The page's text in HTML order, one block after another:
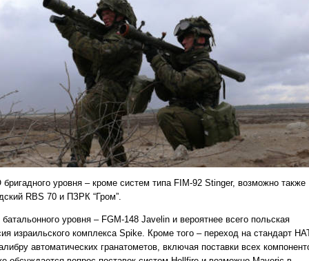
уровня – кроме систем типа FIM-92 Stinger, возможно также
RBS 70 и ПЗРК “Гром”.
уровня – FGM-148 Javelin и вероятнее всего польская
израильского комплекса Spike. Кроме того – переход на стандарт
автоматических гранатометов, включая поставки всех